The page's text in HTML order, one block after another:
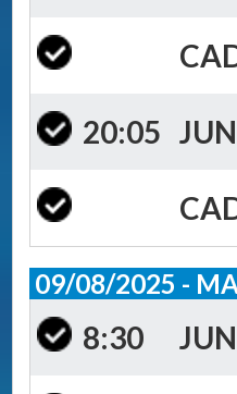
20:05
09/08/2025 -
8:30